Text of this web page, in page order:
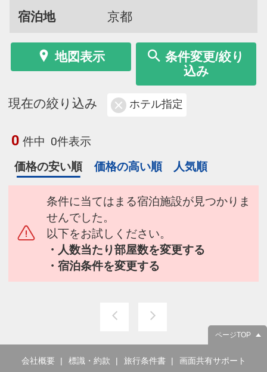
宿泊地
京都
地図表示
条件変更/絞り
込み
現在の絞り込み ホテル指定
0 件中 0件表示
価格の安い順
価格の高い順 人気順
条件に当てはまる宿泊施設が見つかりま
せんでした。
以下をお試しください。
・人数当たり部屋数を変更する
・宿泊条件を変更する
ページTOP
会社概要 標識・約款 旅行条件書 画面共有サポート